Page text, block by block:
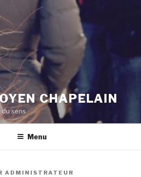
CHAPELAIN
du sens
Menu
ADMINISTRATEUR